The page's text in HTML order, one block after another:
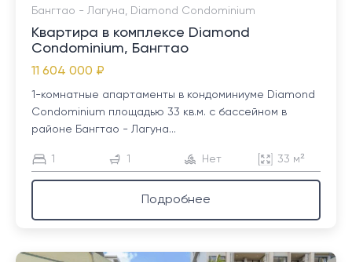
Бангтао - Лагуна, Diamond Condominium
Квартира в комплексе Diamond
Condominium, Бангтао
11 604 000 ₽
1-комнатные апартаменты в кондоминиуме Diamond
Condominium площадью 33 кв.м. с бассейном в
районе Бангтао - Лагуна...
1 1 Нет 33 м²
Подробнее